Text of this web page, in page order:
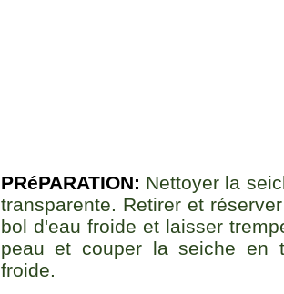
PRéPARATION: Nettoyer la
transparente. Retirer et
bol d'eau froide et laisser
peau et couper la seiche en
froide.